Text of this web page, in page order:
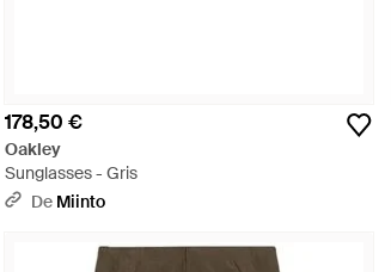
178,50 €
Oakley
Sunglasses - Gris
De Miinto